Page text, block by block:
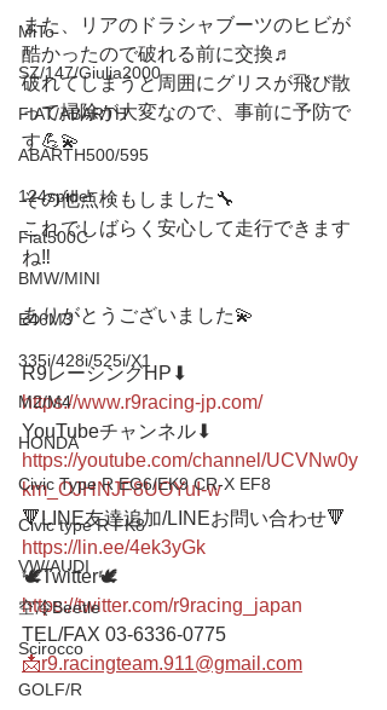
MiTo
SZ/147/Giulia2000
FIAT/ABARTH
ABARTH500/595
124spider
Fiat500C
BMW/MINI
E46M3
335i/428i/525i/X1
M2/M4
HONDA
Civic Type R EG6/EK9 CR-X EF8
Civic type R FK8
VW/AUDI
空冷Beetle
Scirocco
GOLF/R
また、リアのドラシャブーツのヒビが
酷かったので破れる前に交換♬
破れてしまうと周囲にグリスが飛び散
って掃除が大変なので、事前に予防で
す💪💫
その他点検もしました🔧
これでしばらく安心して走行できます
ね‼️
ありがとうございました💫
R9レーシングHP⬇︎
https://www.r9racing-jp.com/
YouTubeチャンネル⬇︎
https://youtube.com/channel/UCVNw0y
km_OJHNJF8UOYuI-w
🔻LINE友達追加/LINEお問い合わせ🔻
https://lin.ee/4ek3yGk
🕊Twitter🕊
https://twitter.com/r9racing_japan
TEL/FAX 03-6336-0775
📩r9.racingteam.911@gmail.com